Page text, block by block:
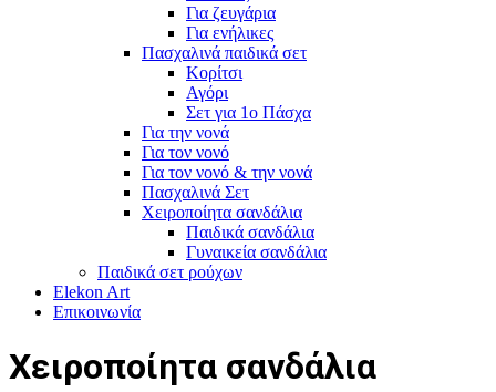
Για ζευγάρια
Για ενήλικες
Πασχαλινά παιδικά σετ
Κορίτσι
Αγόρι
Σετ για 1ο Πάσχα
Για την νονά
Για τον νονό
Για τον νονό & την νονά
Πασχαλινά Σετ
Χειροποίητα σανδάλια
Παιδικά σανδάλια
Γυναικεία σανδάλια
Παιδικά σετ ρούχων
Elekon Art
Επικοινωνία
Χειροποίητα σανδάλια